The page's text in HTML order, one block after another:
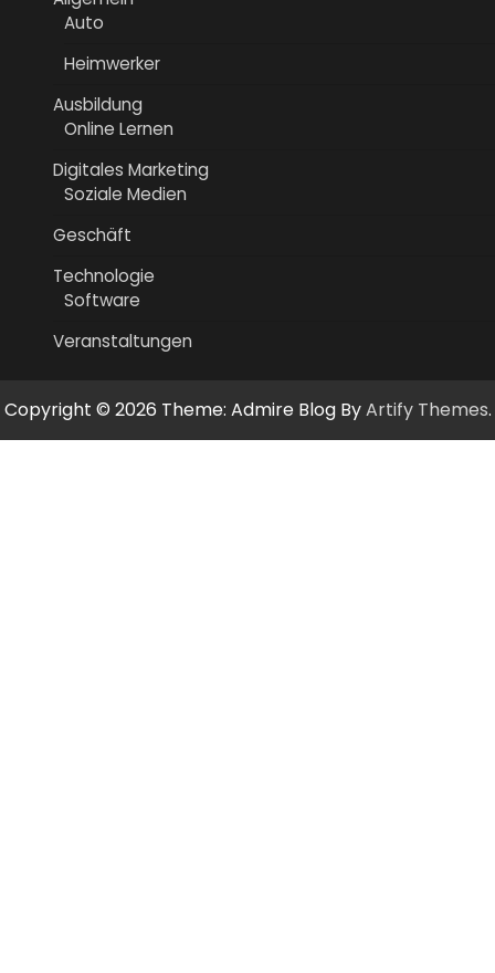
Auto
Heimwerker
Ausbildung
Online Lernen
Digitales Marketing
Soziale Medien
Geschäft
Technologie
Software
Veranstaltungen
Copyright © 2026 Theme: Admire Blog ByArtify Themes.